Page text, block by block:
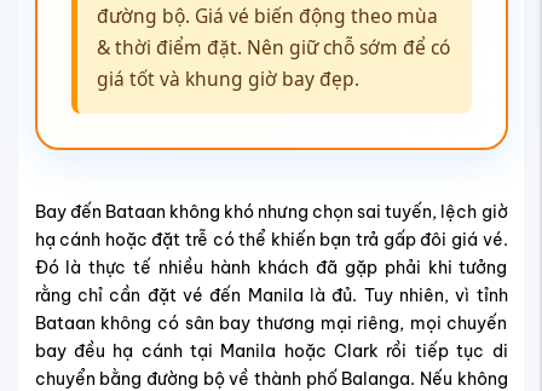
đường bộ. Giá vé biến động theo mùa
& thời điểm đặt. Nên giữ chỗ sớm để có
giá tốt và khung giờ bay đẹp.
Bay đến Bataan không khó nhưng chọn sai tuyến, lệch giờ
hạ cánh hoặc đặt trễ có thể khiến bạn trả gấp đôi giá vé.
Đó là thực tế nhiều hành khách đã gặp phải khi tưởng
rằng chỉ cần đặt vé đến Manila là đủ. Tuy nhiên, vì tỉnh
Bataan không có sân bay thương mại riêng, mọi chuyến
bay đều hạ cánh tại Manila hoặc Clark rồi tiếp tục di
chuyển bằng đường bộ về thành phố Balanga. Nếu không